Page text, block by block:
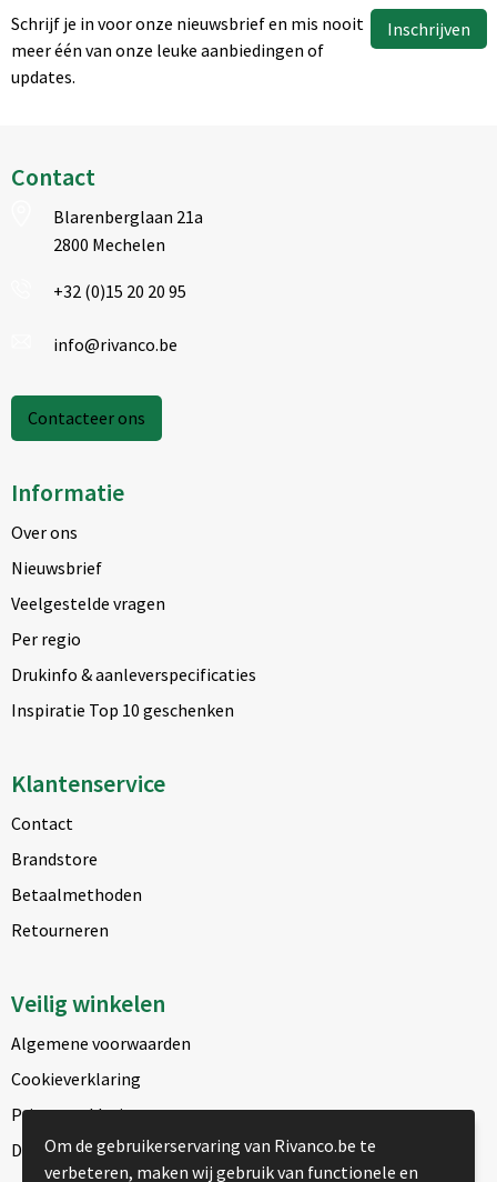
Schrijf je in voor onze nieuwsbrief en mis nooit
meer één van onze leuke aanbiedingen of
updates.
Inschrijven
Contact
Blarenberglaan 21a
2800 Mechelen
+32 (0)15 20 20 95
info@rivanco.be
Contacteer ons
Informatie
Over ons
Nieuwsbrief
Veelgestelde vragen
Per regio
Drukinfo & aanleverspecificaties
Inspiratie Top 10 geschenken
Klantenservice
Contact
Brandstore
Betaalmethoden
Retourneren
Veilig winkelen
Algemene voorwaarden
Cookieverklaring
Privacyverklaring
Disclaimer
Om de gebruikerservaring van Rivanco.be te
verbeteren, maken wij gebruik van functionele en